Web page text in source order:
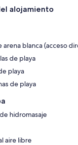
alojamiento
arena blanca (acceso
de playa
playa
de playa
hidromasaje
aire libre